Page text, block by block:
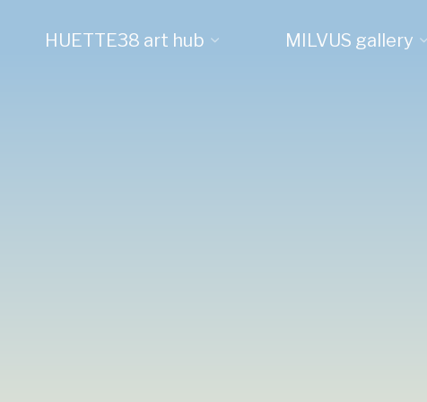
HUETTE38 art hub MILVUS gallery